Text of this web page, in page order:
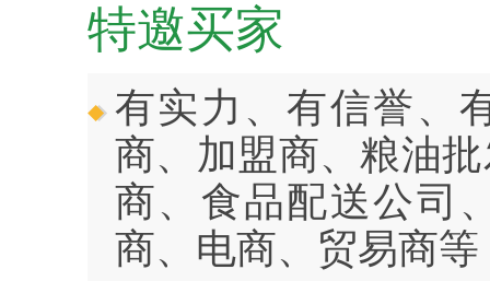
特邀买家
有实力、有信誉、
商、加盟商、粮油
商、食品配送公司
商、电商、贸易商等